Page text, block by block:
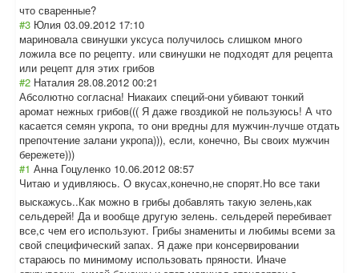
что сваренные?
#3 Юлия 03.09.2012 17:10
мариновала свинушки уксуса получилось слишком много
ложила все по рецепту. или свинушки не подходят для рецепта
или рецепт для этих грибов
#2 Наталия 28.08.2012 00:21
Абсолютно согласна! Ниакаих специй-они убивают тонкий
аромат нежных грибов((( Я даже гвоздикой не пользуюсь! А что
касается семян укропа, то они вредны для мужчин-лучше отдать
препочтение залани укропа))), если, конечно, Вы своих мужчин
бережете)))
#1 Анна Гоцуленко 10.06.2012 08:57
Читаю и удивляюсь. О вкусах,конечно,не спорят.Но все таки
выскажусь..Как можно в грибы добавлять такую зелень,как
сельдерей! Да и вообще другую зелень. сельдерей перебивает
все,с чем его используют. Грибы знамениты и любимы всеми за
свой специфический запах. Я даже при консервировании
стараюсь по минимому использовать пряности. Иначе